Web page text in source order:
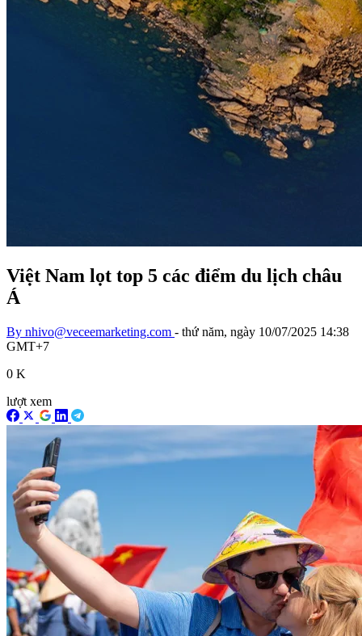
Việt Nam lọt top 5 các điểm du lịch châu
Á
By nhivo@veceemarketing.com - thứ năm, ngày 10/07/2025 14:38
GMT+7
0 K
lượt xem